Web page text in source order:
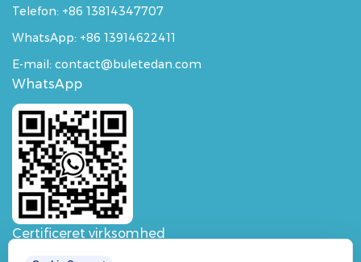
Telefon: +86 13814347707
WhatsApp: +86 13914622411
E-mail: contact@buletedan.com
WhatsApp
Certificeret virksomhed